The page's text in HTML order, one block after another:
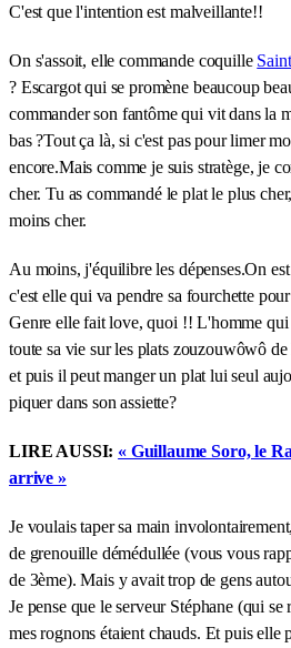
C'est que l'intention est malveillante!!
On s'assoit, elle commande coquille
? Escargot qui se promène beaucoup
commander son fantôme qui vit dans la
bas ?Tout ça là, si c'est pas pour limer
encore.Mais comme je suis stratège, je
cher. Tu as commandé le plat le plus
moins cher.
Au moins, j'équilibre les dépenses.On
c'est elle qui va pendre sa fourchette
Genre elle fait love, quoi !! L'homme qui
toute sa vie sur les plats zouzouwôwô
et puis il peut manger un plat lui seul
piquer dans son assiette?
LIRE AUSSI: « Guillaume Soro, le
arrive »
Je voulais taper sa main
de grenouille démédullée (vous vous
de 3ème). Mais y avait trop de gens
Je pense que le serveur Stéphane (qui
mes rognons étaient chauds. Et puis